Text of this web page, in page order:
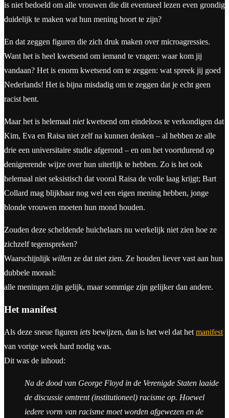
is niet bedoeld om alle vrouwen die dit eventueel lezen even grondig
duidelijk te maken wat hun mening hoort te zijn?
En dat zeggen figuren die zich druk maken over microagressies.
Want het is heel kwetsend om iemand te vragen: waar kom jij
vandaan? Het is enorm kwetsend om te zeggen: wat spreek jij goed
Nederlands! Het is bijna misdadig om te zeggen dat je echt geen
racist bent.
Maar het is helemaal nietkwetsend om eindeloos te verkondigen dat
Kim, Eva en Raisa niet zelf na kunnen denken – al hebben ze alle
drie een universitaire studie afgerond – en om het voortdurend op
denigrerende wijze over hun uiterlijk te hebben. Zo is het ook
helemaal niet seksistisch dat vooral Raisa de volle laag krijgt; Bart
Collard mag blijkbaar nog wel een eigen mening hebben, jonge
blonde vrouwen moeten hun mond houden.
Zouden deze scheldende huichelaars nu werkelijk niet zien hoe ze
zichzelf tegenspreken?
Waarschijnlijk willen ze dat niet zien. Ze houden liever vast aan hun
dubbele moraal:
alle meningen zijn gelijk, maar sommige zijn gelijker dan andere.
Het manifest
Als deze sneue figuren iets bewijzen, dan is het wel dat het manifest
van vorige week hard nodig was.
Dit was de inhoud:
Na de dood van George Floyd in de Verenigde Staten laaide
de discussie omtrent (institutioneel) racisme op. Hoewel
iedere vorm van racisme moet worden afgewezen en de